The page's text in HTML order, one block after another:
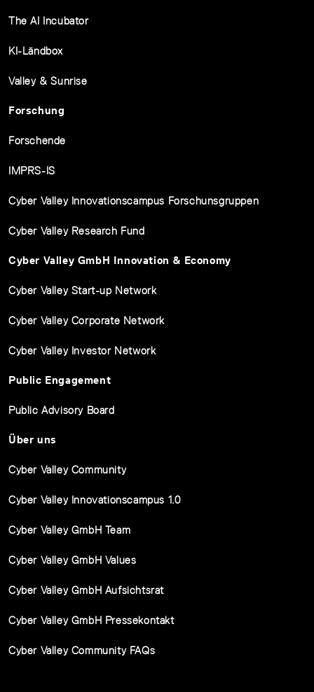
The AI Incubator
KI-Ländbox
Valley & Sunrise
Forschung
Forschende
IMPRS-IS
Cyber Valley Innovationscampus Forschunsgruppen
Cyber Valley Research Fund
Cyber Valley GmbH Innovation & Economy
Cyber Valley Start-up Network
Cyber Valley Corporate Network
Cyber Valley Investor Network
Public Engagement
Public Advisory Board
Über uns
Cyber Valley Community
Cyber Valley Innovationscampus 1.0
Cyber Valley GmbH Team
Cyber Valley GmbH Values
Cyber Valley GmbH Aufsichtsrat
Cyber Valley GmbH Pressekontakt
Cyber Valley Community FAQs